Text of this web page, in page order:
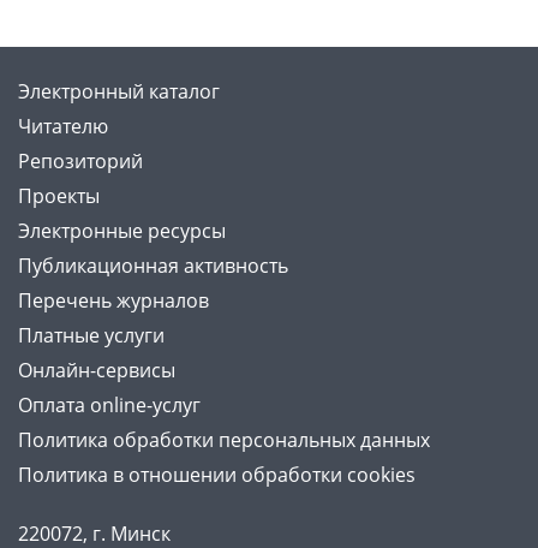
Электронный каталог
Читателю
Репозиторий
Проекты
Электронные ресурсы
Публикационная активность
Перечень журналов
Платные услуги
Онлайн-сервисы
Оплата online-услуг
Политика обработки персональных данных
Политика в отношении обработки cookies
220072, г. Минск